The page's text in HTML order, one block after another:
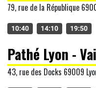
79, rue de la République
10:40 14:10 19:50
Pathé Lyon -
43, rue des Docks 69009